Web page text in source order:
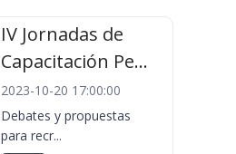
IV Jornadas de
Capacitación Pe...
2023-10-20 17:00:00
Debates y propuestas
para recr...